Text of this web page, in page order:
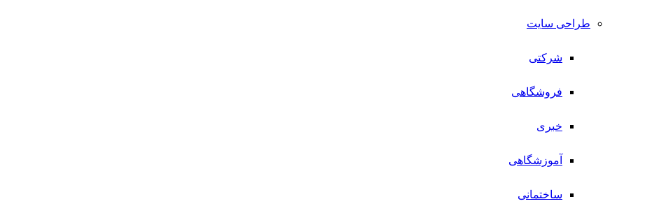
طراحی سایت
شرکتی
فروشگاهی
خبری
آموزشگاهی
ساختمانی